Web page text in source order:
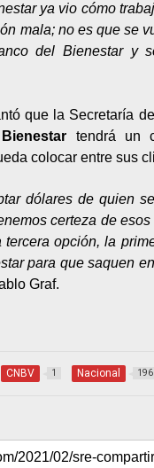
ya vio cómo
mala; no es que se
del Bienestar y
que la Secretaría
tendrá un
colocar entre sus
dólares de quien
certeza de
opción, la
para que saquen
Graf.
CNBV 1 Nacional 196